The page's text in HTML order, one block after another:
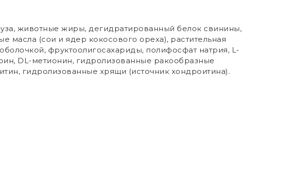
животные жиры, дегидратированный белок свинины,
масла (сои и ядер кокосового ореха), растительная
фруктоолигосахариды, полифосфат натрия, L-
DL-метионин, гидролизованные ракообразные
гидролизованные хрящи (источник хондроитина).